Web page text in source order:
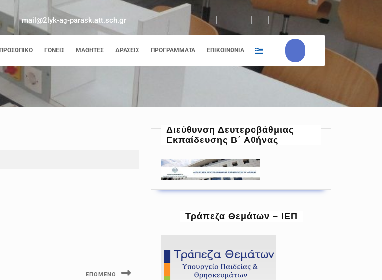
mail@2lyk-ag-parask.att.sch.gr
ΠΡΟΣΩΠΙΚΌ ΓΟΝΕΊΣ ΜΑΘΗΤΈΣ ΔΡΆΣΕΙΣ ΠΡΟΓΡΆΜΜΑΤΑ ΕΠΙΚΟΙΝΩΝΊΑ
ΕΠΌΜΕΝΟ
Διεύθυνση Δευτεροβάθμιας
Εκπαίδευσης Β΄ Αθήνας
Τράπεζα Θεμάτων – ΙΕΠ